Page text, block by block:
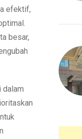
efektif,
besar,
dalam